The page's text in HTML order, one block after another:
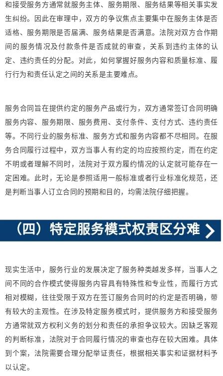
和接受服务方通常就服务主体、服务期限、服务结果等相关事实发
生纠纷。因此在审理中，双方的争议焦点主要集中在服务主体是否
适格、服务期限是否届满、服务结果是否满意。法院对双方合作期
间的服务情况及付款条件是否成就的审查，关系到违约主体的认
定、违约责任的分配。对此，如何掌握好服务内容和质量标准、履
行行为和责任认定之间的关系是主要难点。
服务合同旨在提供约定的服务产品或行为，双方通常签订合同明确
服务内容、服务期限、服务费用、支付条件、支付方式、违约责任
等。不同行业的服务标准、服务方式和服务内容都不尽相同。在服
务合同履行过程中，双方当事人有约定的均应按照约定，而在约定
不明或者理解不同时，法院对于双方履约情况的认定就可能存在一
定困难。此时，无论是参照适用一般标准或者行业标准化规范，还
是判断当事人订立合同的预期和目的，均需法院仔细把握。
现实生活中，服务行业的发展决定了服务种类越发多样，当事人之
间不同的合作模式使得服务内容具有特殊性和专业性，而履行方式
相对模糊，往往受限于双方在签订服务合同时的约定是否明确，带
有较大的主观性。在涉及特定服务模式时，提供服务方和接受服务
方通常就双方权利义务的划分和责任的承担争议较大。因缺乏客观
的判断标准，法院对于合同履行情况的审查也存在较大困难。具体
到个案，法院需要合理分配举证责任，根据相关事实和证据材料予
以认定。